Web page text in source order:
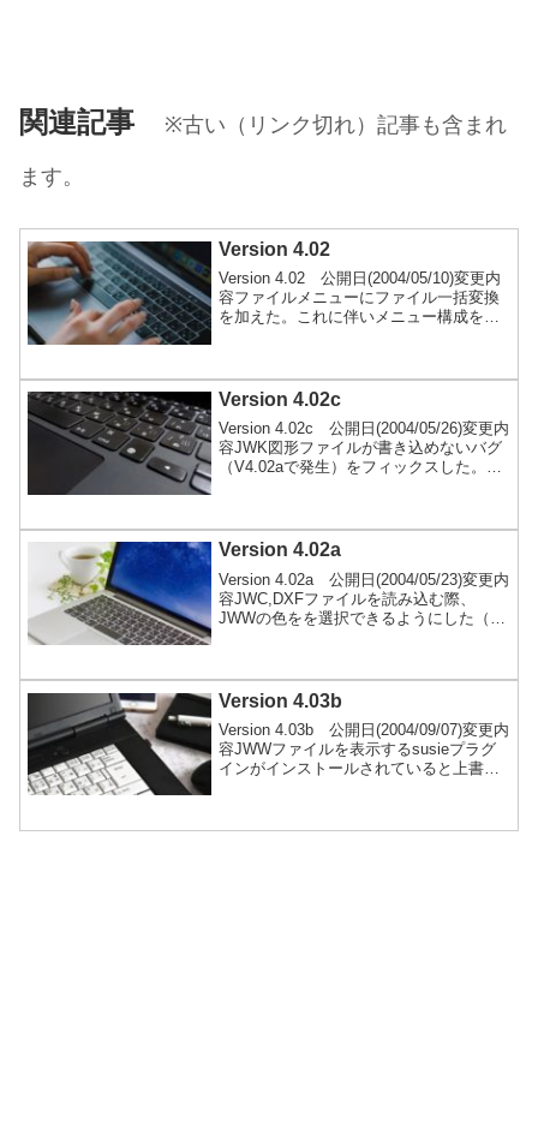
関連記事
※古い（リンク切れ）記事も含まれ
ます。
Version 4.02
Version 4.02 公開日(2004/05/10)変更内
容ファイルメニューにファイル一括変換
を加えた。これに伴いメニュー構成を変
にした。寸法設定に、表示桁以下の処理
(四捨五入、切捨、切上)を追加した（寸法
参照）。起動時の建具平面、断面、立面
の内法寸法を前回のjww終了時の値に...続
きを読む
Version 4.02c
Version 4.02c 公開日(2004/05/26)変更内
容JWK図形ファイルが書き込めないバグ
（V4.02aで発生）をフィックスした。ダ
のファイルです。特別な理由がない限
り、使用はお勧めしません。ダウンロー
Version 4.02a
Version 4.02a 公開日(2004/05/23)変更内
容JWC,DXFファイルを読み込む際、
JWWの色をを選択できるようにした（の
更した（基本設定の一般(1)、環境設定フ
ァイル「S_COMM_3」⑨参照）。パラメ
トリック変形で除外範囲を行うとソリッ
ド図形が変形されなくなるバグをフィッ
クスした。補助線の円が点で印刷され...
続きを読む
Version 4.03b
Version 4.03b 公開日(2004/09/07)変更内
容JWWファイルを表示するsusieプラグ
インがインストールされていると上書き